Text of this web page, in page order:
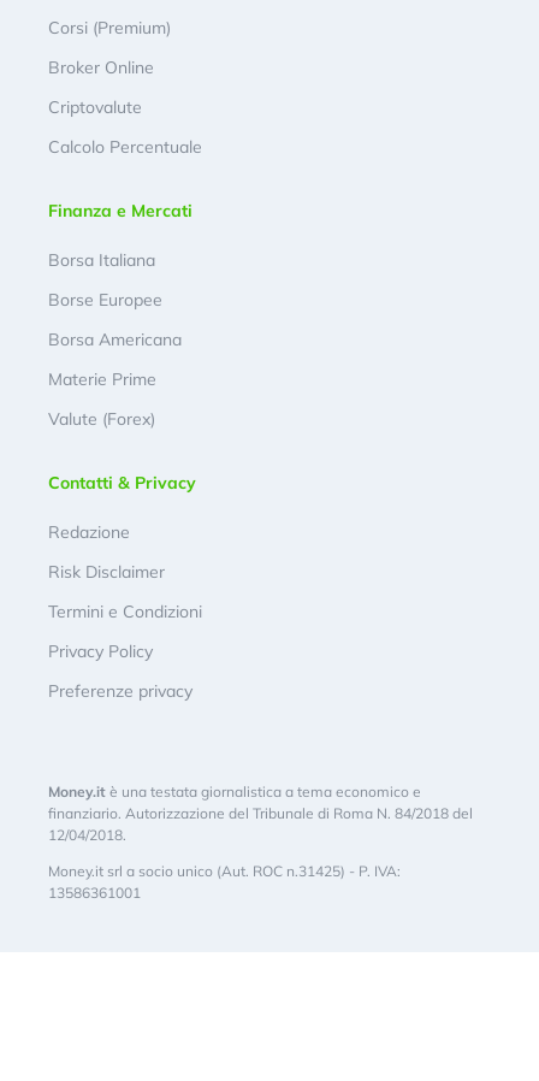
Corsi (Premium)
Broker Online
Criptovalute
Calcolo Percentuale
Finanza e Mercati
Borsa Italiana
Borse Europee
Borsa Americana
Materie Prime
Valute (Forex)
Contatti & Privacy
Redazione
Risk Disclaimer
Termini e Condizioni
Privacy Policy
Preferenze privacy
Money.it è una testata giornalistica a tema economico e
finanziario. Autorizzazione del Tribunale di Roma N. 84/2018 del
12/04/2018.
Money.it srl a socio unico (Aut. ROC n.31425) - P. IVA:
13586361001